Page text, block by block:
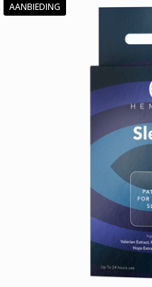
AANBIEDING